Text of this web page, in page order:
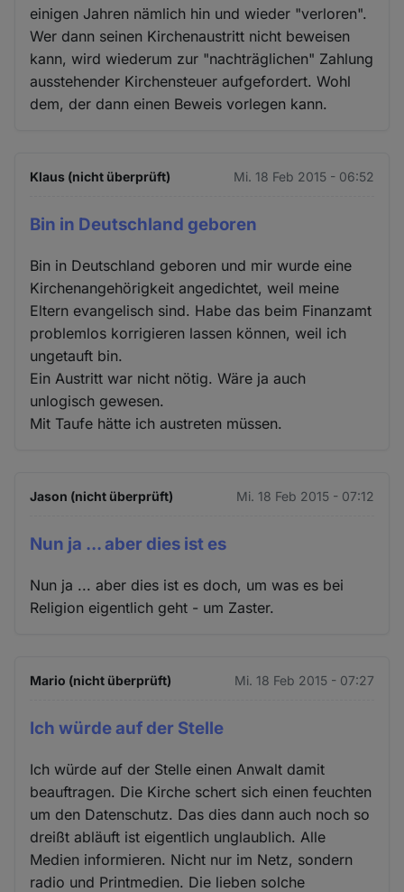
einigen Jahren nämlich hin und wieder "verloren".
Wer dann seinen Kirchenaustritt nicht beweisen
kann, wird wiederum zur "nachträglichen" Zahlung
ausstehender Kirchensteuer aufgefordert. Wohl
dem, der dann einen Beweis vorlegen kann.
Klaus (nicht überprüft) Mi. 18 Feb 2015 - 06:52
Bin in Deutschland geboren
Bin in Deutschland geboren und mir wurde eine
Kirchenangehörigkeit angedichtet, weil meine
Eltern evangelisch sind. Habe das beim Finanzamt
problemlos korrigieren lassen können, weil ich
ungetauft bin.
Ein Austritt war nicht nötig. Wäre ja auch
unlogisch gewesen.
Mit Taufe hätte ich austreten müssen.
Jason (nicht überprüft) Mi. 18 Feb 2015 - 07:12
Nun ja ... aber dies ist es
Nun ja ... aber dies ist es doch, um was es bei
Religion eigentlich geht - um Zaster.
Mario (nicht überprüft) Mi. 18 Feb 2015 - 07:27
Ich würde auf der Stelle
Ich würde auf der Stelle einen Anwalt damit
beauftragen. Die Kirche schert sich einen feuchten
um den Datenschutz. Das dies dann auch noch so
dreißt abläuft ist eigentlich unglaublich. Alle
Medien informieren. Nicht nur im Netz, sondern
radio und Printmedien. Die lieben solche